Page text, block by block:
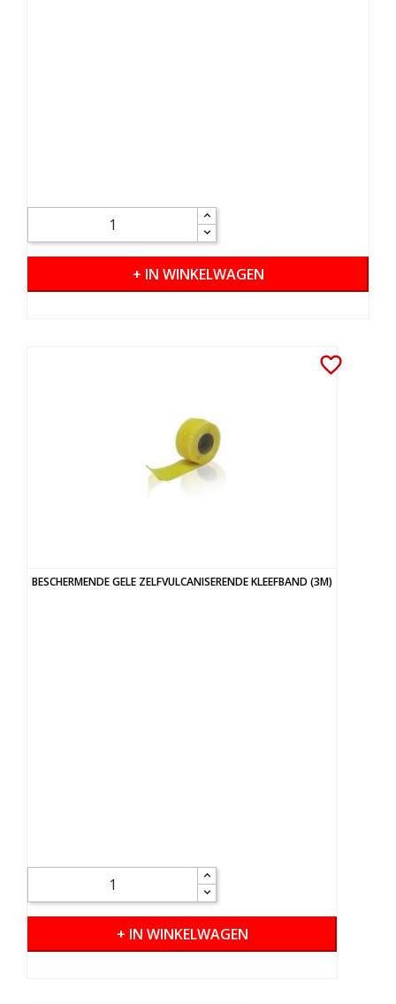
+ IN WINKELWAGEN
favorite_border
BESCHERMENDE GELE ZELFVULCANISERENDE KLEEFBAND (3M)
+ IN WINKELWAGEN